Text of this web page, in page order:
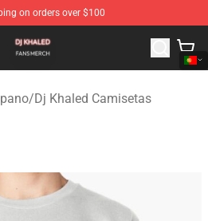
on orders over $100
Dj Khaled Merchandise Store
/Dj Khaled Camisetas